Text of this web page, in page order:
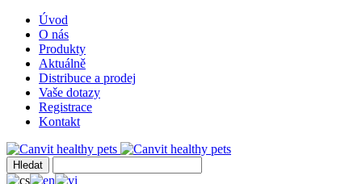
Úvod
O nás
Produkty
Aktuálně
Distribuce a prodej
Vaše dotazy
Registrace
Kontakt